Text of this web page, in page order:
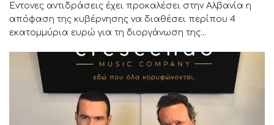
Έντονες αντιδράσεις έχει προκαλέσει στην Αλβανία η
απόφαση της κυβέρνησης να διαθέσει περίπου 4
εκατομμύρια ευρώ για τη διοργάνωση της...